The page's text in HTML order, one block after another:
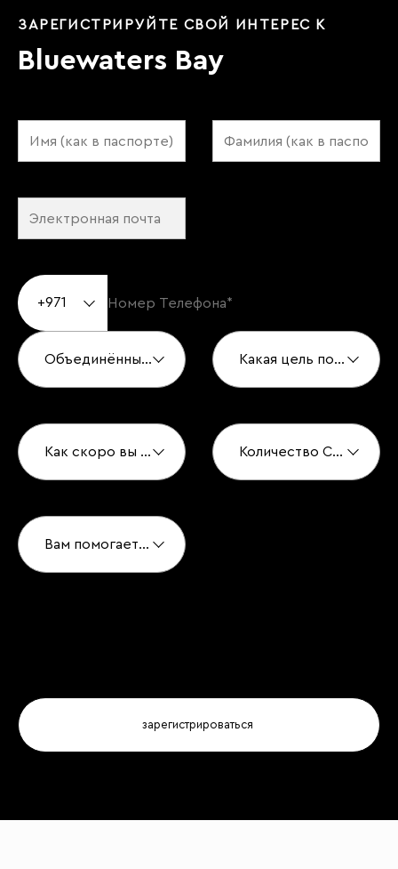
ЗАРЕГИСТРИРУЙТЕ СВОЙ ИНТЕРЕС К
Bluewaters Bay
+971
Объединённые Арабские Эмираты Какая цель покупки?*
Как скоро вы хотите купить?* Количество Спален*
Вам помогает агент по недвижимости?*